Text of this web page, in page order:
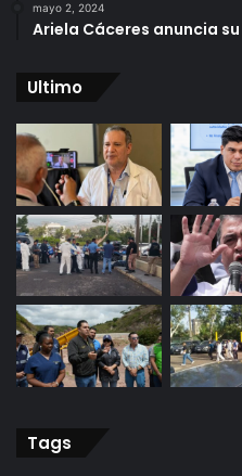
mayo 2, 2024
Ariela Cáceres anuncia
Ultimo
Tags